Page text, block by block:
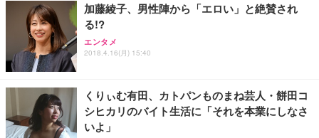
務用 おしゃれ パソコンチェア (ホワイト)
ANDWINT オフィスチェア デスクチェア 肘なし メ
ッシュ 通気性 ランバーサポート付き 腰サポート ガ
ス圧無段階昇降 360度回転 キャスター付き コンパク
【MiniLED/24.5inch/280Hz/FHD】GRAPHT THE S
HOOTER Gaming Monitor 24” Essential ゲーミン
グモニター QD 24.5インチ 1ms FHD 量子ドット 残
アイリスオーヤマ ペットシーツ 超厚型 お徳用 レギ
ュラー 200枚入【Amazon.co.jp限定】
加藤綾子、男性陣から「エロい」と絶賛され
る!?
エンタメ
2018.4.16(月) 15:40
くりぃむ有田、カトパンものまね芸人・餅田コ
シヒカリのバイト生活に「それを本業にしなさ
いよ」